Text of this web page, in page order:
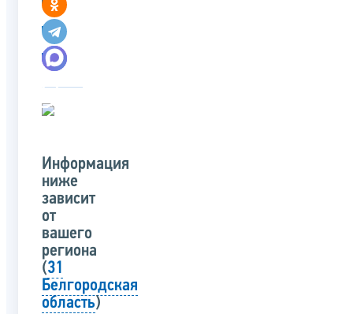
Информация
ниже
зависит
от
вашего
региона
(31
Белгородская
область)